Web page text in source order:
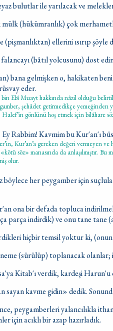
bulutlar ile yarılacak ve
(hükümranlık) çok
(pişmanlıktan) ellerini ısırıp
falancayı (bâtıl yolcusunu) dost
bana gelmişken o, hakikaten
eder.
Ebî Muayt hakkında nâzil olduğu
şehâdet getirmedikçe
gönlünü hoş etmek için bilâhare
Ey Rabbim! Kavmim bu Kur'an'ı
Kur’an’a gereken değeri vermeyen
söz» manasında da anlaşılmıştır.
olur.
böylece her peygamber için
ona bir defada topluca
parça indirdik) ve onu tane tane
hiçbir temsil yoktur ki, (onun
(sürülüp) toplanacak olanlar;
Kitab'ı verdik, kardeşi Harun'u
sayan kavme gidin» dedik.
peygamberleri yalancılıkla
için acıklı bir azap hazırladık.